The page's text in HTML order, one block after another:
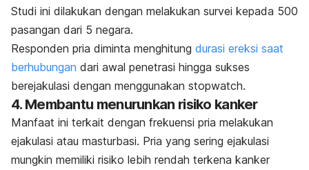
Studi ini dilakukan dengan melakukan survei kepada 500
pasangan dari 5 negara.
Responden pria diminta menghitung durasi ereksi saat
berhubungan dari awal penetrasi hingga sukses
berejakulasi dengan menggunakan stopwatch.
4. Membantu menurunkan risiko kanker
Manfaat ini terkait dengan frekuensi pria melakukan
ejakulasi atau masturbasi. Pria yang sering ejakulasi
mungkin memiliki risiko lebih rendah terkena kanker